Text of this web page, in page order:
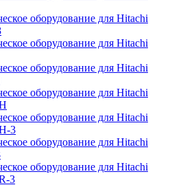
оборудование для Hitachi
оборудование для Hitachi
оборудование для Hitachi
оборудование для Hitachi
оборудование для Hitachi
3
оборудование для Hitachi
оборудование для Hitachi
3